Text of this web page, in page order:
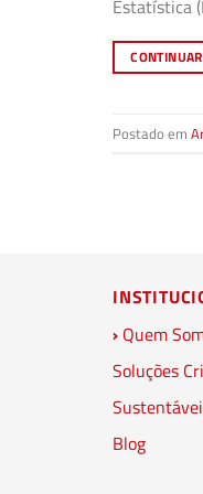
Estatística
Postado em
› Quem
Soluções
Blog